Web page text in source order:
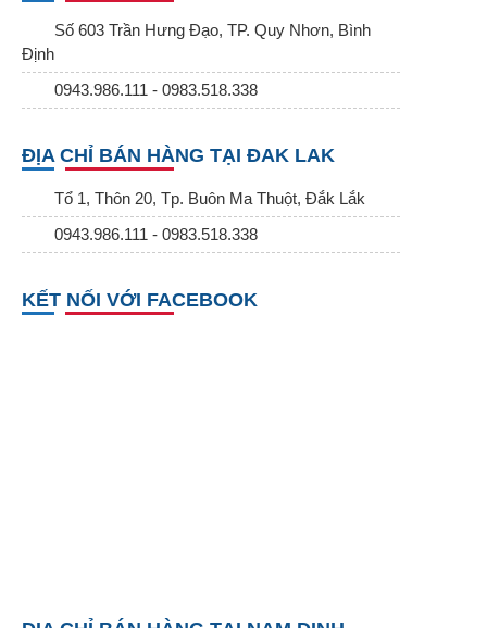
Số 603 Trần Hưng Đạo, TP. Quy Nhơn, Bình
Định
0943.986.111 - 0983.518.338
ĐỊA CHỈ BÁN HÀNG TẠI ĐAK LAK
Tổ 1, Thôn 20, Tp. Buôn Ma Thuột, Đắk Lắk
0943.986.111 - 0983.518.338
KẾT NỐI VỚI FACEBOOK